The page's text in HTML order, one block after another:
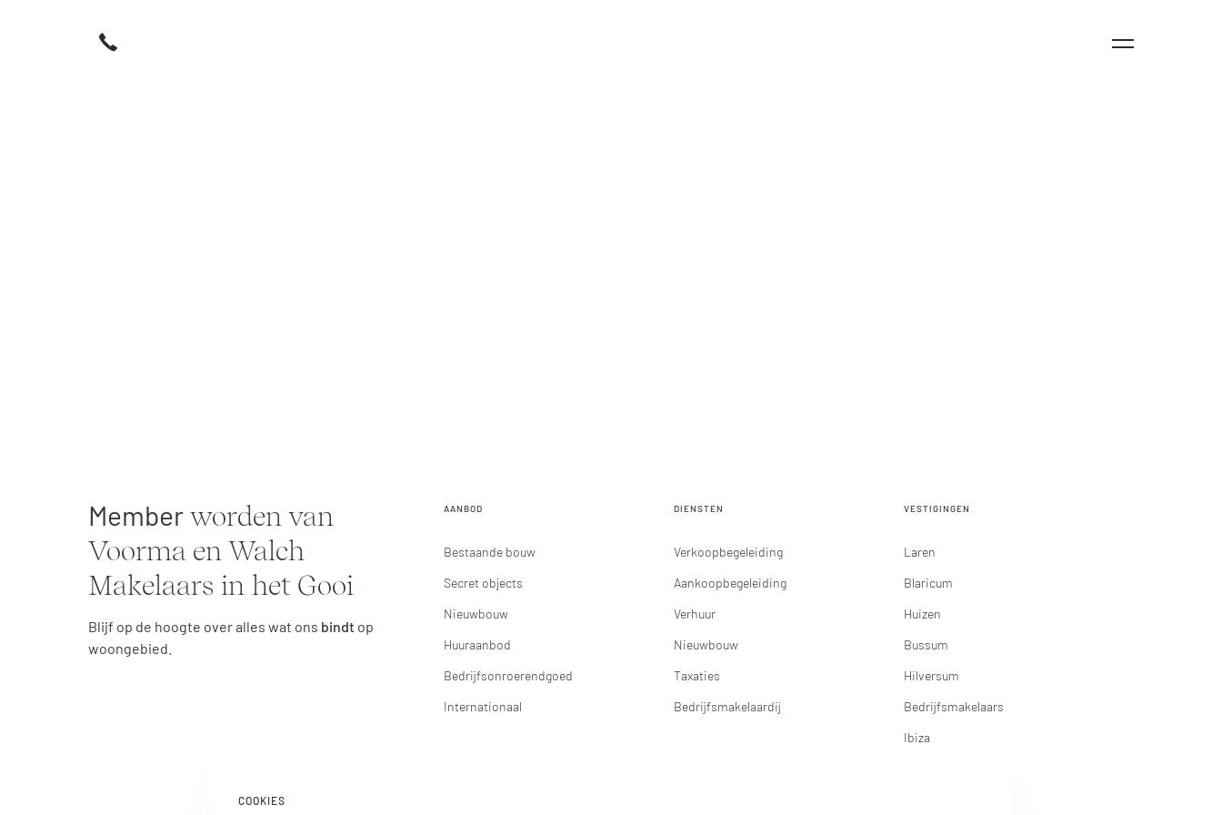
COOKIES
Memberworden van
Voorma en Walch
Makelaars in het Gooi
Blijf op de hoogte over alles wat ons bindt op
woongebied.
AANBOD
Bestaande bouw
Secret objects
Nieuwbouw
Huuraanbod
Bedrijfsonroerendgoed
Internationaal
DIENSTEN
Verkoopbegeleiding
Aankoopbegeleiding
Verhuur
Nieuwbouw
Taxaties
Bedrijfsmakelaardij
VESTIGINGEN
Laren
Blaricum
Huizen
Bussum
Hilversum
Bedrijfsmakelaars
Ibiza